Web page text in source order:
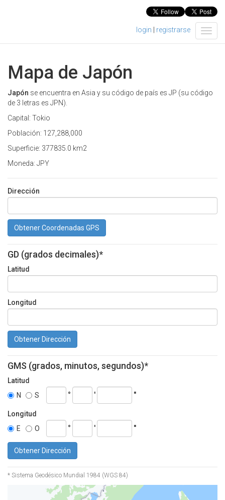
T
o
n
login registrarse
Mapa de Japón
Japón se encuentra en Asia y su código de país es JP (su código
de 3 letras es JPN).
Capital: Tokio
Población: 127,288,000
Superficie: 377835.0 km2
Moneda: JPY
Dirección
Obtener Coordenadas GPS
GD (grados decimales)*
Latitud
Longitud
Obtener Dirección
GMS (grados, minutos, segundos)*
Latitud
N
S ° ' ''
Longitud
E
O ° ' ''
Obtener Dirección
* Sistema Geodésico Mundial 1984 (WGS 84)